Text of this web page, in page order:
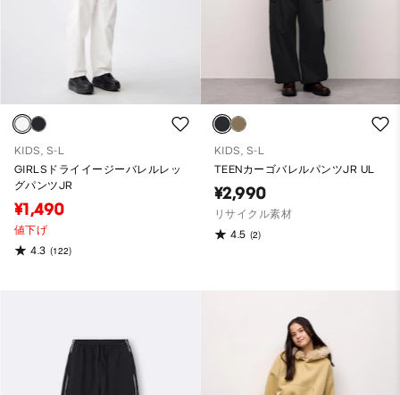
KIDS, S-L
GIRLSドライイージーバレルレッ
グパンツJR
¥1,490
値下げ
4.3 (122)
KIDS, S-L
TEENカーゴバレルパンツJR UL
¥2,990
リサイクル素材
4.5 (2)